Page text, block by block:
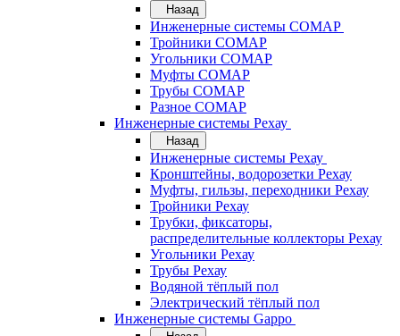
Назад
Инженерные системы COMAP
Тройники COMAP
Угольники COMAP
Муфты COMAP
Трубы COMAP
Разное COMAP
Инженерные системы Рехау
Назад
Инженерные системы Рехау
Кронштейны, водорозетки Рехау
Муфты, гильзы, переходники Рехау
Тройники Рехау
Трубки, фиксаторы,
распределительные коллекторы Рехау
Угольники Рехау
Трубы Рехау
Водяной тёплый пол
Электрический тёплый пол
Инженерные системы Gappo